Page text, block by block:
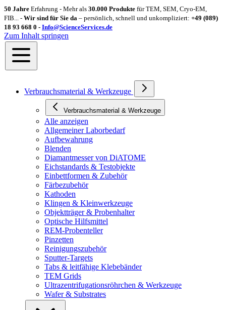
50 Jahre Erfahrung - Mehr als 30.000 Produkte für TEM, SEM, Cryo-EM,
FIB... - Wir sind für Sie da – persönlich, schnell und unkompliziert: +49 (089)
18 93 668 0 - Info@ScienceServices.de
Zum Inhalt springen
Verbrauchsmaterial & Werkzeuge
Verbrauchsmaterial & Werkzeuge
Alle anzeigen
Allgemeiner Laborbedarf
Aufbewahrung
Blenden
Diamantmesser von DiATOME
Eichstandards & Testobjekte
Einbettformen & Zubehör
Färbezubehör
Kathoden
Klingen & Kleinwerkzeuge
Objektträger & Probenhalter
Optische Hilfsmittel
REM-Probenteller
Pinzetten
Reinigungszubehör
Sputter-Targets
Tabs & leitfähige Klebebänder
TEM Grids
Ultrazentrifugationsröhrchen & Werkzeuge
Wafer & Substrates